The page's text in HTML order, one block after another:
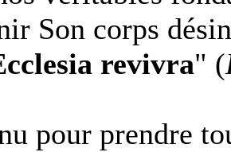
Son corps
revivra" (
pour prendre